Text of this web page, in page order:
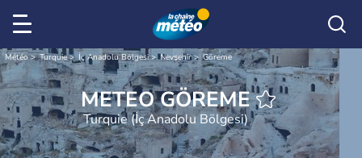
Météo Turquie İç Anadolu Bölgesi Nevşehir Göreme
METEO GÖREME
Turquie (İç Anadolu Bölgesi)